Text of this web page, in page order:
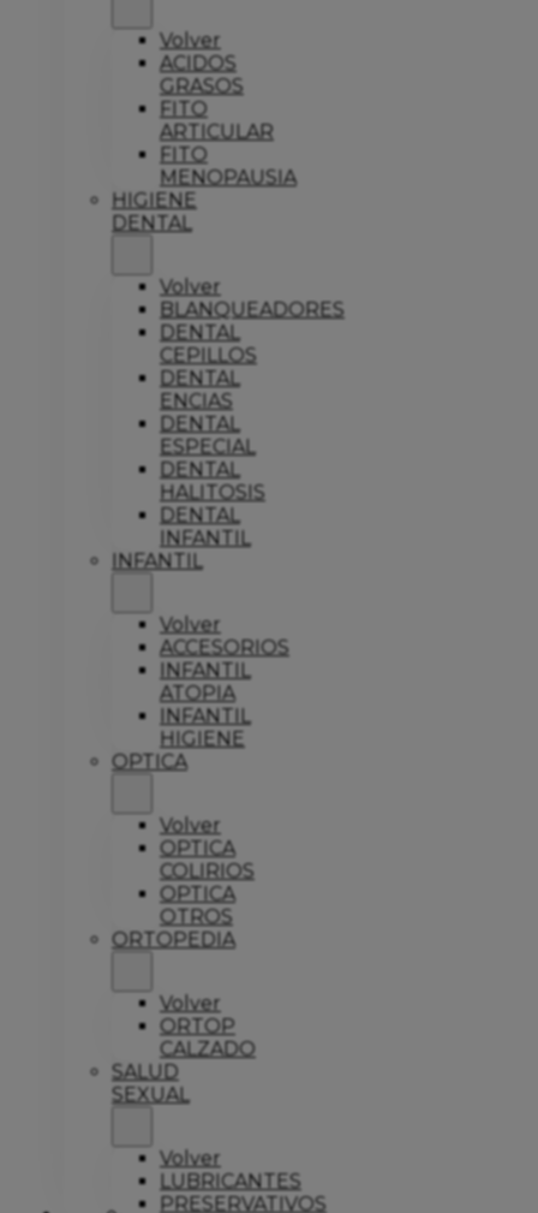
Volver
ACIDOS
GRASOS
FITO
ARTICULAR
FITO
MENOPAUSIA
HIGIENE
DENTAL
Volver
BLANQUEADORES
DENTAL
CEPILLOS
DENTAL
ENCIAS
DENTAL
ESPECIAL
DENTAL
HALITOSIS
DENTAL
INFANTIL
INFANTIL
Volver
ACCESORIOS
INFANTIL
ATOPIA
INFANTIL
HIGIENE
OPTICA
Volver
OPTICA
COLIRIOS
OPTICA
OTROS
ORTOPEDIA
Volver
ORTOP
CALZADO
SALUD
SEXUAL
Volver
LUBRICANTES
PRESERVATIVOS